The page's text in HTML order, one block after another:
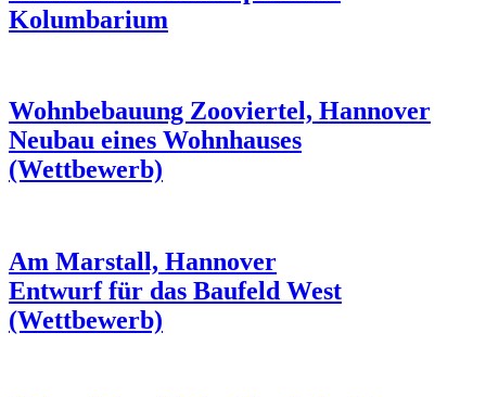
Kolumbarium
Wohnbebauung Zooviertel, Hannover
Neubau eines Wohnhauses
(Wettbewerb)
Am Marstall, Hannover
Entwurf für das Baufeld West
(Wettbewerb)